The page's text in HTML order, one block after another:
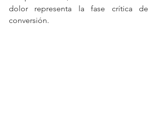
dolor representa la fase crítica de
conversión.